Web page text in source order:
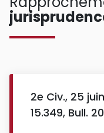
2e Civ., 25
15.349, Bull.